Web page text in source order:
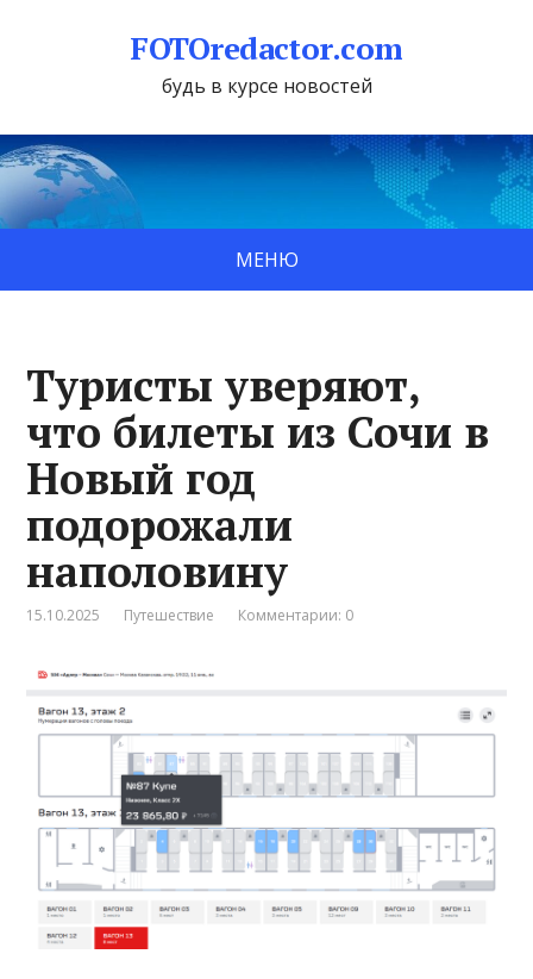
FOTOredactor.com
будь в курсе новостей
МЕНЮ
Туристы уверяют,
что билеты из Сочи в
Новый год
подорожали
наполовину
15.10.2025 Путешествие Комментарии: 0